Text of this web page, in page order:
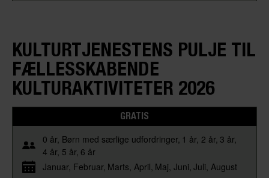
KULTURTJENESTENS PULJE TIL
FÆLLESSKABENDE
KULTURAKTIVITETER 2026
GRATIS
0 år Børn med særlige udfordringer 1 år 2 år 3 år
4 år 5 år 6 år
Januar Februar Marts April Maj Juni Juli August